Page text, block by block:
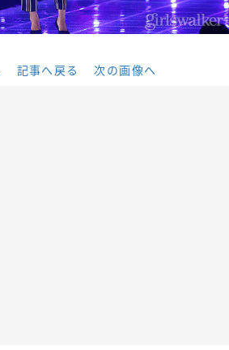
記事へ戻る 次の画像へ